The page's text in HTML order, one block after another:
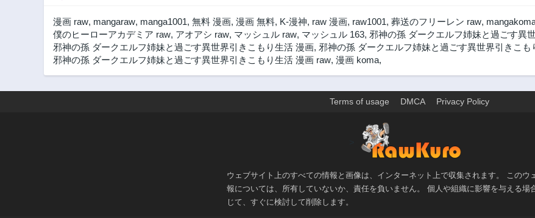
漫画 raw, mangaraw, manga1001, 無料 漫画, 漫画 無料, K-漫神, raw 漫画, raw1001, 葬送のフリーレン raw,
僕のヒーローアカデミア raw, アオアシ raw, マッシュル raw, マッシュル 163, 邪神の孫 ダークエルフ姉妹と過ごす異
邪神の孫 ダークエルフ姉妹と過ごす異世界引きこもり生活 漫画, 邪神の孫 ダークエルフ姉妹と過ごす異世界引きこも
邪神の孫 ダークエルフ姉妹と過ごす異世界引きこもり生活 漫画 raw, 漫画 koma,
Terms of usage DMCA Privacy Policy
ウェブサイト上のすべての情報と画像は、インターネット上で収集されます。 このウ
報については、所有していないか、責任を負いません。 個人や組織に影響を与える場
じて、すぐに検討して削除します。